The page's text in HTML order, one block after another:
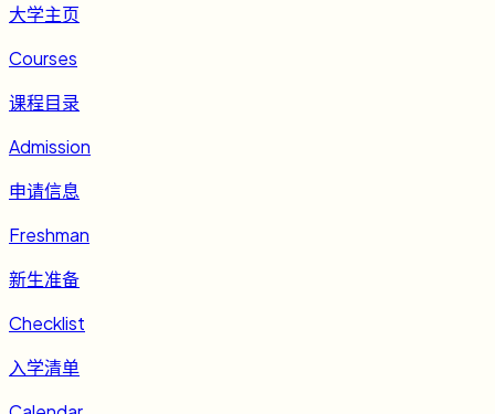
大学主页
Courses
课程目录
Admission
申请信息
Freshman
新生准备
Checklist
入学清单